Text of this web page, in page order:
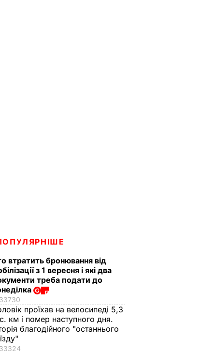
втратить бронювання від
з 1 вересня і які два
треба подати до
33730
проїхав на велосипеді 5,3
км і помер наступного дня.
благодійного "останнього
33324